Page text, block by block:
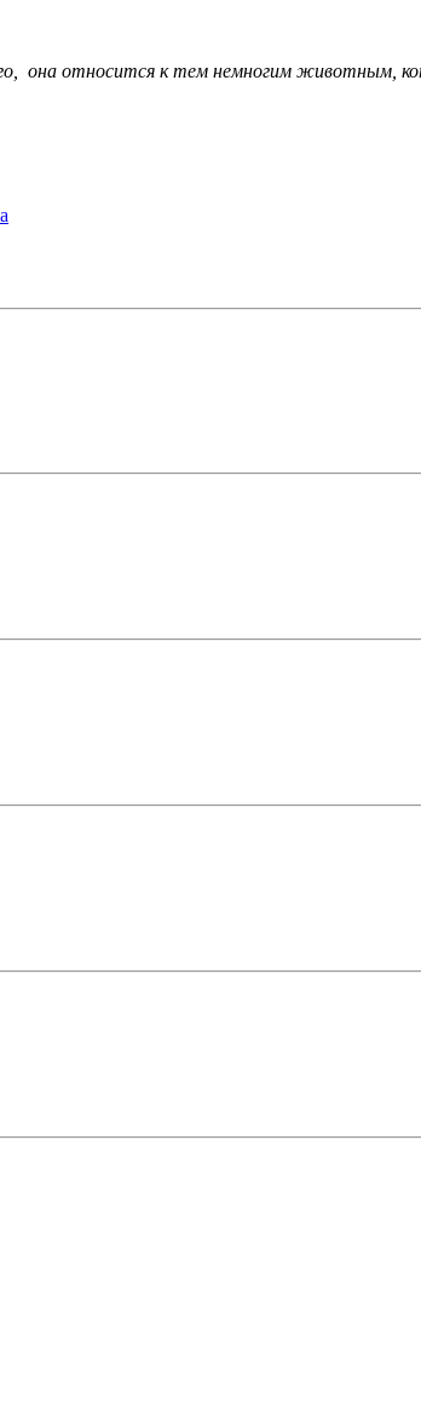
она относится к тем немногим животным,